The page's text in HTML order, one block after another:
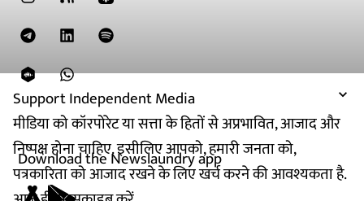
Support Independent Media
मीडिया को कॉरपोरेट या सत्ता के हितों से अप्रभावित, आजाद और
निष्पक्ष होना चाहिए. इसीलिए आपको, हमारी जनता को,
पत्रकारिता को आजाद रखने के लिए खर्च करने की आवश्यकता है.
Download the Newslaundry app